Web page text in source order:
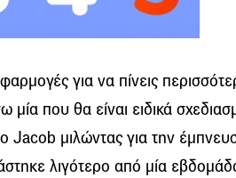
για να πίνεις
που θα είναι ειδικά
Jacob μιλώντας για την
λιγότερο από μία